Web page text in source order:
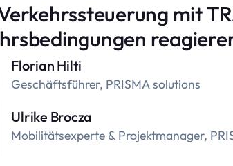
mit
Florian Hilti
Geschäftsführer, PRISMA solutions
Ulrike Brocza
Mobilitätsexperte & Projektmanager,